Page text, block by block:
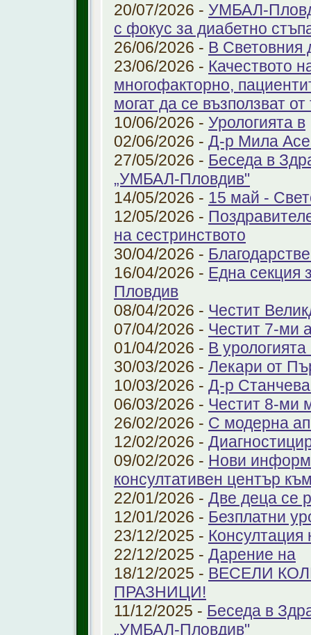
20/07/2026 - УМБАЛ-
с фокус за диабетно
26/06/2026 - В Световния
23/06/2026 - Качеството
многофакторно,
могат да се възползват от
10/06/2026 - Урологията в
02/06/2026 - Д-р Мила
27/05/2026 - Беседа в
„УМБАЛ-Пловдив"
14/05/2026 - 15 май -
12/05/2026 -
на сестринството
30/04/2026 -
16/04/2026 - Една секция
Пловдив
08/04/2026 - Честит
07/04/2026 - Честит 7-ми
01/04/2026 - В урологията
30/03/2026 - Лекари от
10/03/2026 - Д-р
06/03/2026 - Честит 8-ми
26/02/2026 - С модерна
12/02/2026 -
09/02/2026 - Нови
консултативен център
22/01/2026 - Две деца се
12/01/2026 - Безплатни
23/12/2025 - Консултация
22/12/2025 - Дарение на
18/12/2025 - ВЕСЕЛИ
ПРАЗНИЦИ!
11/12/2025 - Беседа в
„УМБАЛ-Пловдив"